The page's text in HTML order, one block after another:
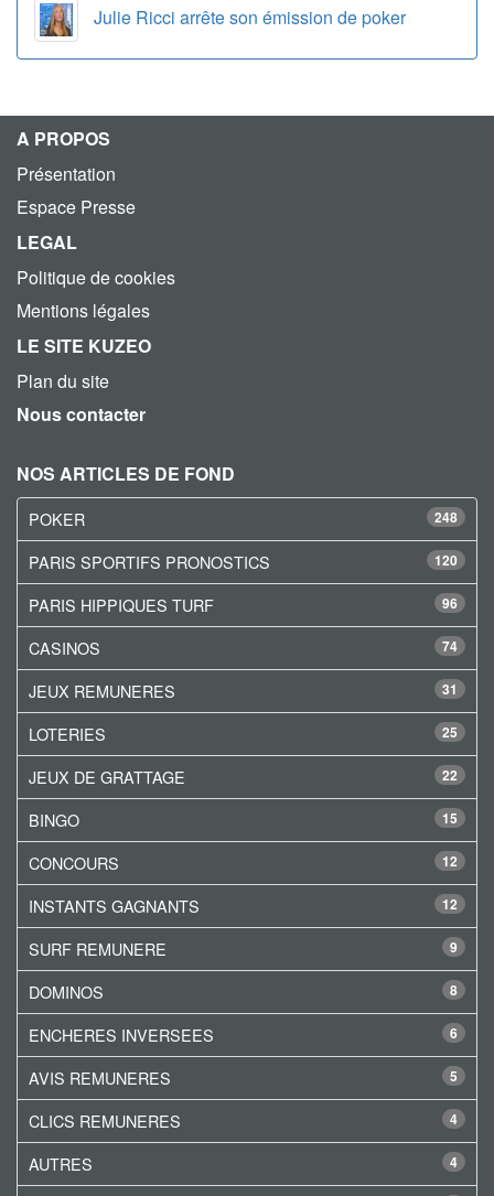
Julie Ricci arrête son émission de poker
A PROPOS
Présentation
Espace Presse
LEGAL
Politique de cookies
Mentions légales
LE SITE KUZEO
Plan du site
Nous contacter
NOS ARTICLES DE FOND
248
POKER
120
PARIS SPORTIFS PRONOSTICS
96
PARIS HIPPIQUES TURF
74
CASINOS
31
JEUX REMUNERES
25
LOTERIES
22
JEUX DE GRATTAGE
15
BINGO
12
CONCOURS
12
INSTANTS GAGNANTS
9
SURF REMUNERE
8
DOMINOS
6
ENCHERES INVERSEES
5
AVIS REMUNERES
4
CLICS REMUNERES
4
AUTRES